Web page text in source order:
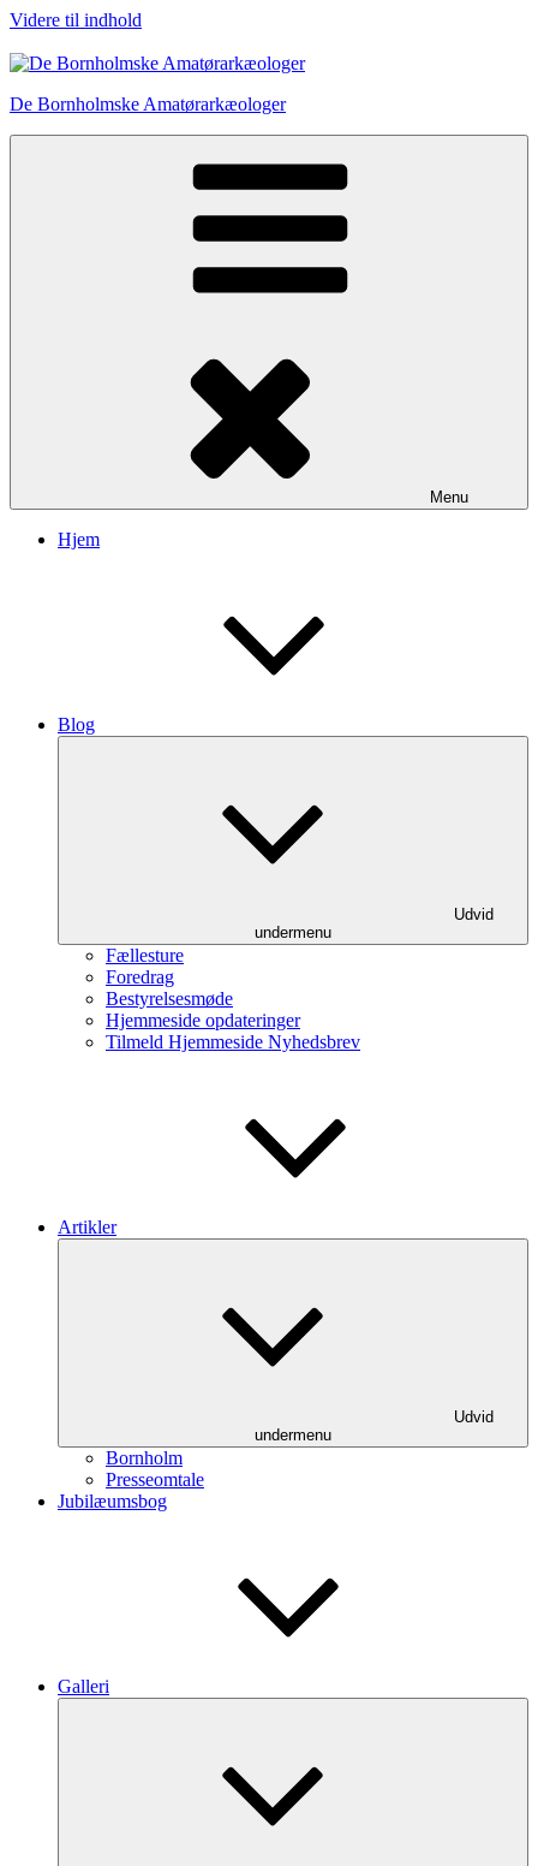
Videre til indhold
De Bornholmske Amatørarkæologer
Menu
Hjem
Blog
Udvid
undermenu
Fællesture
Foredrag
Bestyrelsesmøde
Hjemmeside opdateringer
Tilmeld Hjemmeside Nyhedsbrev
Artikler
Udvid
undermenu
Bornholm
Presseomtale
Jubilæumsbog
Galleri